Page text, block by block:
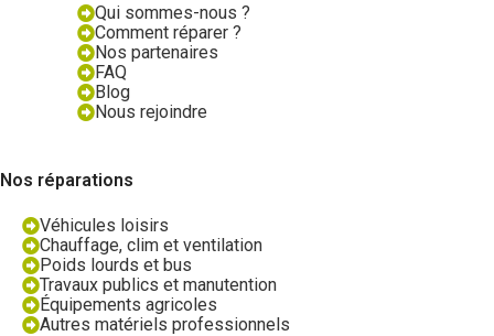
Qui sommes-nous ?
Comment réparer ?
Nos partenaires
FAQ
Blog
Nous rejoindre
Nos réparations
Véhicules loisirs
Chauffage, clim et ventilation
Poids lourds et bus
Travaux publics et manutention
Équipements agricoles
Autres matériels professionnels